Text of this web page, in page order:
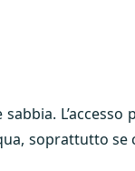
soprattutto